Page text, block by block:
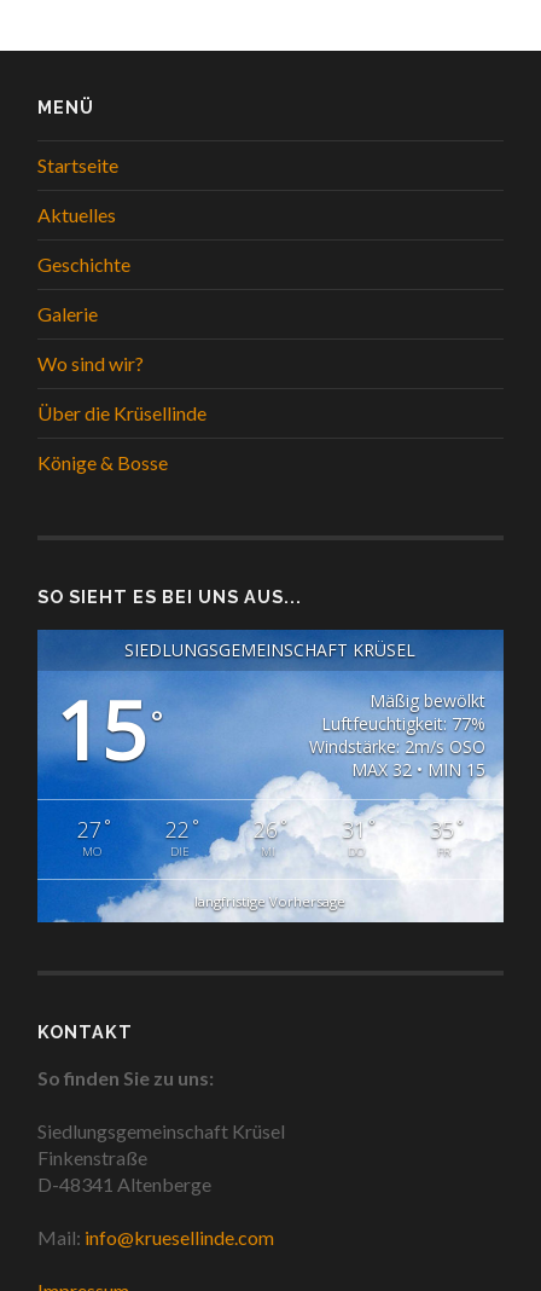
MENÜ
Startseite
Aktuelles
Geschichte
Galerie
Wo sind wir?
Über die Krüsellinde
Könige & Bosse
SO SIEHT ES BEI UNS AUS...
SIEDLUNGSGEMEINSCHAFT KRÜSEL
15°
Mäßig bewölkt
Luftfeuchtigkeit: 77%
Windstärke: 2m/s OSO
MAX 32 • MIN 15
27°
MO
22 °
DIE
26°
MI
31°
DO
35°
FR
langfristige Vorhersage
KONTAKT
So finden Sie zu uns:
Siedlungsgemeinschaft Krüsel
Finkenstraße
D-48341 Altenberge
Mail: info@kruesellinde.com